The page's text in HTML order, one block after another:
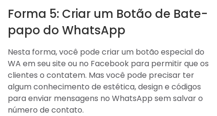
Forma 5: Criar um Botão de Bate-
papo do WhatsApp
Nesta forma, você pode criar um botão especial do
WA em seu site ou no Facebook para permitir que os
clientes o contatem. Mas você pode precisar ter
algum conhecimento de estética, design e códigos
para enviar mensagens no WhatsApp sem salvar o
número de contato.